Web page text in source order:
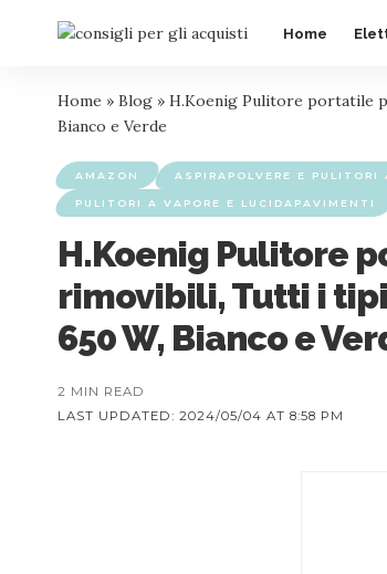
Home
Home » Blog » H.Koenig Pulitore portatile
Bianco e Verde
AMAZON ASPIRAPOLVERE E PULITORI
PULITORI A VAPORE E LUCIDAPAVIMENTI
H.Koenig Pulitore
rimovibili, Tutti i
650 W, Bianco e
LAST UPDATED: 2024/05/04 AT 8:58 PM
2 MIN READ